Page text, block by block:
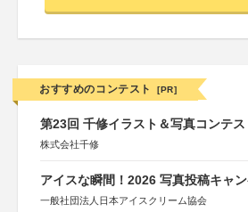
おすすめのコンテスト [PR]
第23回 千修イラスト＆写真コンテス
株式会社千修
アイスな瞬間！2026 写真投稿キャ
一般社団法人日本アイスクリーム協会